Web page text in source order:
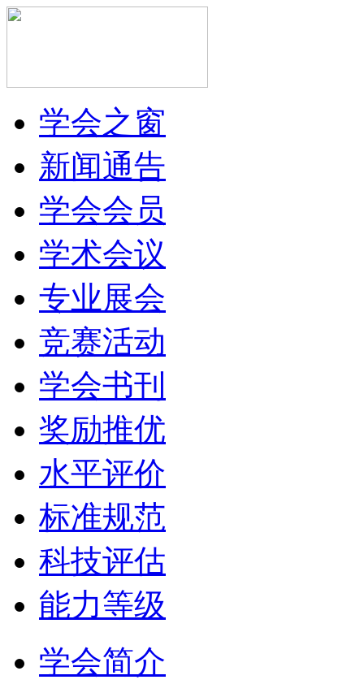
学会之窗
新闻通告
学会会员
学术会议
专业展会
竞赛活动
学会书刊
奖励推优
水平评价
标准规范
科技评估
能力等级
学会简介